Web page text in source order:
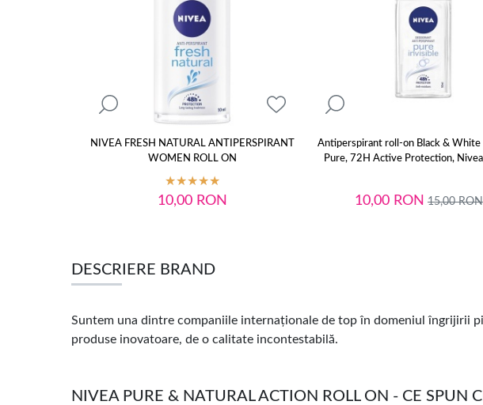
NIVEA FRESH NATURAL ANTIPERSPIRANT
WOMEN ROLL ON
10,00 RON
Antiperspirant roll-on Black & White
Pure, 72H Active Protection,
10,00 RON 15,00RON
DESCRIERE BRAND
Suntem una dintre companiile internaționale de top în domeniul îngrijirii
produse inovatoare, de o calitate incontestabilă.
NIVEA PURE & NATURAL ACTION ROLL ON - CE SPUN